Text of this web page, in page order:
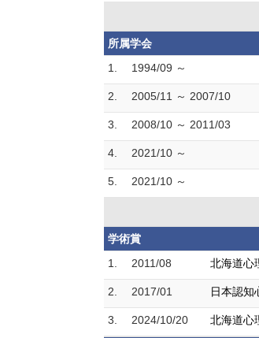
所属学会
1.
1994/09 ～
2. 2005/11 ～ 2007/10
3. 2008/10 ～ 2011/03
4. 2021/10 ～
5. 2021/10 ～
学術賞
1.
2011/08 北海道心
2. 2017/01 日本認知
3. 2024/10/20 北海道心